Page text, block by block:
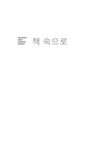
책 속으로